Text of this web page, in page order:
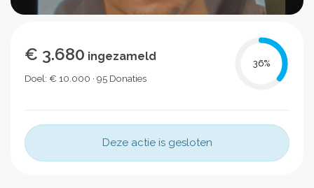
€ 3.680 ingezameld
Doel: € 10.000 · 95 Donaties
36%
Deze actie is gesloten